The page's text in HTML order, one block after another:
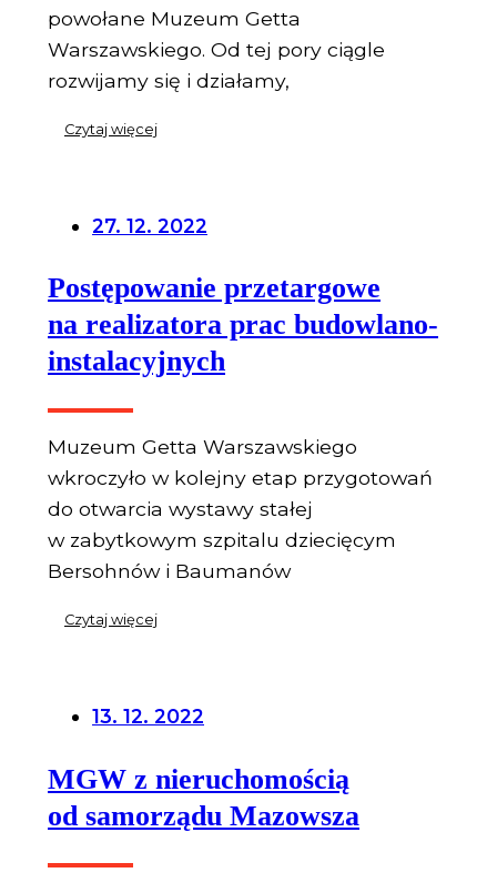
powołane Muzeum Getta
Warszawskiego. Od tej pory ciągle
rozwijamy się i działamy,
Czytaj więcej
27. 12. 2022
Postępowanie przetargowe
na realizatora prac budowlano-
instalacyjnych
Muzeum Getta Warszawskiego
wkroczyło w kolejny etap przygotowań
do otwarcia wystawy stałej
w zabytkowym szpitalu dziecięcym
Bersohnów i Baumanów
Czytaj więcej
13. 12. 2022
MGW z nieruchomością
od samorządu Mazowsza